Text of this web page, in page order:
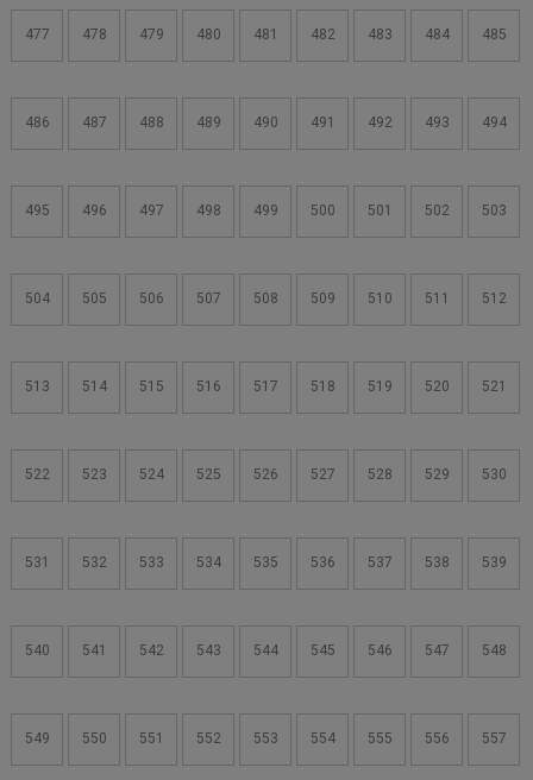
477 478 479 480 481 482 483 484 485
486 487 488 489 490 491 492 493 494
495 496 497 498 499 500 501 502 503
504 505 506 507 508 509 510 511 512
513 514 515 516 517 518 519 520 521
522 523 524 525 526 527 528 529 530
531 532 533 534 535 536 537 538 539
540 541 542 543 544 545 546 547 548
549 550 551 552 553 554 555 556 557